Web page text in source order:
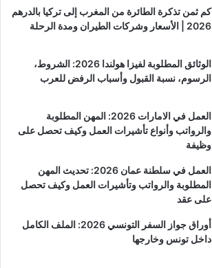
كم ثمن تذكرة الطائرة من المغرب إلى تركيا بالدرهم
2026 | الأسعار وشركات الطيران ومدة الرحلة
الوثائق المطلوبة لفيزا هولندا 2026: الشروط،
الرسوم، نسبة القبول وأسباب الرفض للعرب
العمل في الامارات 2026: المهن المطلوبة
والرواتب وأنواع تأشيرات العمل وكيف تحصل على
وظيفة
العمل في سلطنة عمان 2026: تحديث المهن
المطلوبة والرواتب وتأشيرات العمل وكيف تحصل
على عقد
أوراق جواز السفر التونسي 2026: الملف الكامل
داخل تونس وخارجها